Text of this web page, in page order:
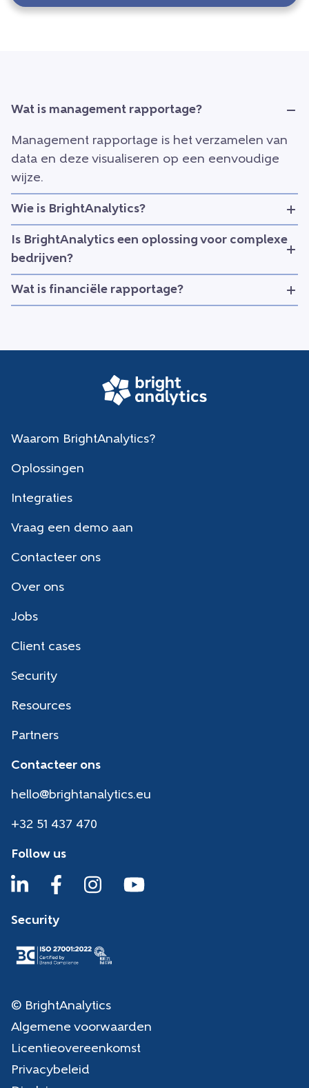
Wat is management rapportage?
Management rapportage is het verzamelen van
data en deze visualiseren op een eenvoudige
wijze.
Wie is BrightAnalytics?
Is BrightAnalytics een oplossing voor complexe
bedrijven?
Wat is financiële rapportage?
Waarom BrightAnalytics?
Oplossingen
Integraties
Vraag een demo aan
Contacteer ons
Over ons
Jobs
Client cases
Security
Resources
Partners
Contacteer ons
hello@brightanalytics.eu
+32 51 437 470
Follow us
Security
© BrightAnalytics
Algemene voorwaarden
Licentieovereenkomst
Privacybeleid